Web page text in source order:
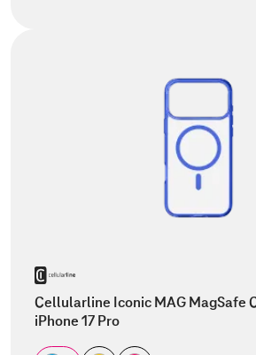
Cellularline Iconic MAG MagSafe
iPhone 17 Pro